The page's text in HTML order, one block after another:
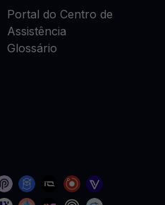
Portal do Centro de
Assistência
Glossário